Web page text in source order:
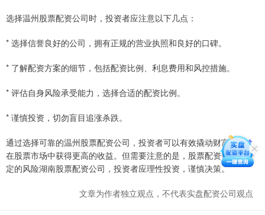
选择温州股票配资公司时，投资者应注意以下几点：
* 选择信誉良好的公司，拥有正规的营业执照和良好的口碑。
* 了解配资方案的细节，包括配资比例、利息费用和风控措施。
* 评估自身风险承受能力，选择合适的配资比例。
* 谨慎投资，切勿盲目追涨杀跌。
通过选择可靠的温州股票配资公司，投资者可以有效撬动财富杠杆，
在股票市场中获得更高的收益。但需要注意的是，股票配资也存在一
定的风险湖南股票配资公司，投资者应理性投资，谨慎决策。
文章为作者独立观点，不代表实盘配资公司观点